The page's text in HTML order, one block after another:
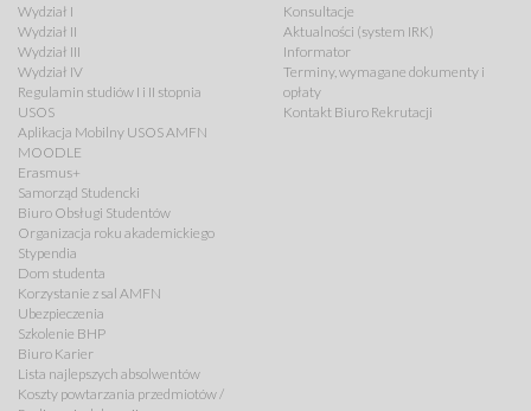
Wydział I
Wydział II
Wydział III
Wydział IV
Regulamin studiów I i II stopnia
USOS
Aplikacja Mobilny USOS AMFN
MOODLE
Erasmus+
Samorząd Studencki
Biuro Obsługi Studentów
Organizacja roku akademickiego
Stypendia
Dom studenta
Korzystanie z sal AMFN
Ubezpieczenia
Szkolenie BHP
Biuro Karier
Lista najlepszych absolwentów
Koszty powtarzania przedmiotów /
Konsultacje
Aktualności (system IRK)
Informator
Terminy, wymagane dokumenty i
opłaty
Kontakt Biuro Rekrutacji